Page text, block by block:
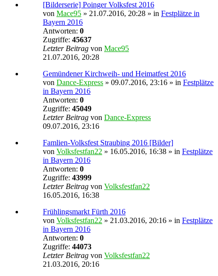
[Bilderserie] Poinger Volksfest 2016
von Mace95 » 21.07.2016, 20:28 » in Festplätze in
Bayern 2016
Antworten: 0
Zugriffe: 45637
Letzter Beitrag von Mace95
21.07.2016, 20:28
Gemündener Kirchweih- und Heimatfest 2016
von Dance-Express » 09.07.2016, 23:16 » in Festplätze
in Bayern 2016
Antworten: 0
Zugriffe: 45049
Letzter Beitrag von Dance-Express
09.07.2016, 23:16
Famlien-Volksfest Straubing 2016 [Bilder]
von Volksfestfan22 » 16.05.2016, 16:38 » in Festplätze
in Bayern 2016
Antworten: 0
Zugriffe: 43999
Letzter Beitrag von Volksfestfan22
16.05.2016, 16:38
Frühlingsmarkt Fürth 2016
von Volksfestfan22 » 21.03.2016, 20:16 » in Festplätze
in Bayern 2016
Antworten: 0
Zugriffe: 44073
Letzter Beitrag von Volksfestfan22
21.03.2016, 20:16